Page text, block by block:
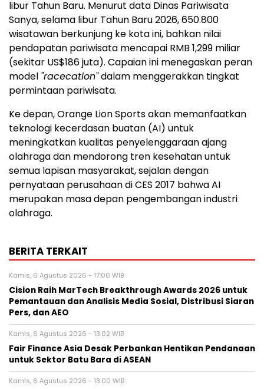
libur Tahun Baru. Menurut data Dinas Pariwisata
Sanya, selama libur Tahun Baru 2026, 650.800
wisatawan berkunjung ke kota ini, bahkan nilai
pendapatan pariwisata mencapai RMB 1,299 miliar
(sekitar US$186 juta). Capaian ini menegaskan peran
model "racecation"dalam menggerakkan tingkat
permintaan pariwisata.
Ke depan, Orange Lion Sports akan memanfaatkan
teknologi kecerdasan buatan (AI) untuk
meningkatkan kualitas penyelenggaraan ajang
olahraga dan mendorong tren kesehatan untuk
semua lapisan masyarakat, sejalan dengan
pernyataan perusahaan di CES 2017 bahwa AI
merupakan masa depan pengembangan industri
olahraga.
BERITA TERKAIT
Kamis, 6 Agustus 2026 - 17:00 WIB
Cision Raih MarTech Breakthrough Awards 2026 untuk
Pemantauan dan Analisis Media Sosial, Distribusi Siaran
Pers, dan AEO
Kamis, 6 Agustus 2026 - 13:02 WIB
Fair Finance Asia Desak Perbankan Hentikan Pendanaan
untuk Sektor Batu Bara di ASEAN
Kamis, 6 Agustus 2026 - 13:00 WIB